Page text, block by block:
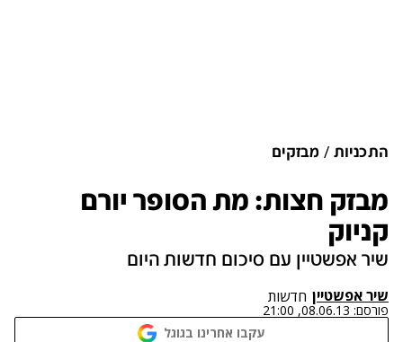
התכניות מבזקים
מבזק חצות: מת הסופר יורם
קניוק
שיר אפשטיין עם סיכום חדשות היום
שיר אפשטיין חדשות
פורסם: 08.06.13, 21:00
עקבו אחרינו בגוגל